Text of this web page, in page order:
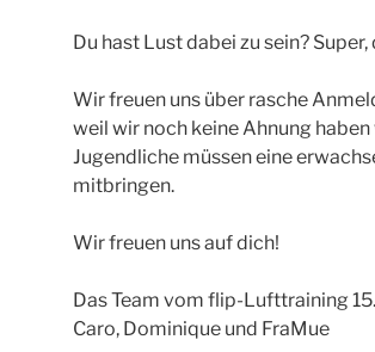
Du hast Lust dabei zu sein?
Wir freuen uns über rasche
weil wir noch keine Ahnung
Jugendliche müssen eine
mitbringen.
Wir freuen uns auf dich!
Das Team vom flip-Lufttraining
Caro, Dominique und FraMue